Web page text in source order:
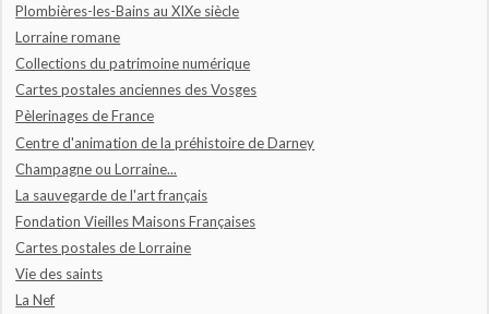
Plombières-les-Bains au XIXe siècle
Lorraine romane
Collections du patrimoine numérique
Cartes postales anciennes des Vosges
Pèlerinages de France
Centre d'animation de la préhistoire de Darney
Champagne ou Lorraine...
La sauvegarde de l'art français
Fondation Vieilles Maisons Françaises
Cartes postales de Lorraine
Vie des saints
La Nef